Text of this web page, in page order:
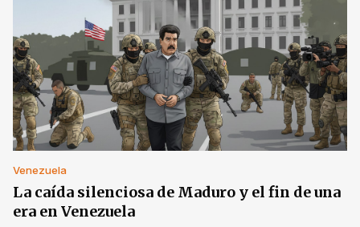
Venezuela
La caída silenciosa de Maduro y el fin de una
era en Venezuela